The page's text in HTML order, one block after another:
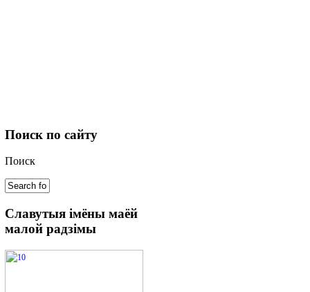
Поиск по сайту
Поиск
Славутыя імёны маёй
малой радзімы